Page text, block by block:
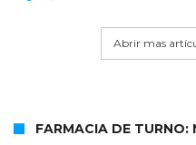
Abrir mas
FARMACIA DE